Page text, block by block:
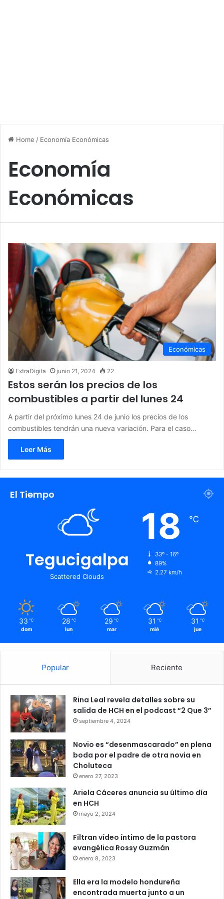
Home / Economía Económicas
Economía
Económicas
Económicas
ExtraDigita junio 21, 2024 22
Estos serán los precios de los
combustibles a partir del lunes 24
A partir del próximo lunes 24 de junio los precios de los
combustibles tendrán una nueva variación. Para el caso…
Leer Más
El Tiempo
Tegucigalpa
Scattered Clouds
18 ℃
33º - 16º
89%
2.27 km/h
33 ℃
dom
28 ℃
lun
29 ℃
mar
31 ℃
mié
31 ℃
jue
Popular Reciente
Rina Leal revela detalles sobre su
salida de HCH en el podcast “2 Que 3”
septiembre 4, 2024
Novio es “desenmascarado” en plena
boda por el padre de otra novia en
Choluteca
enero 27, 2023
Ariela Cáceres anuncia su último día
en HCH
mayo 2, 2024
Filtran vídeo íntimo de la pastora
evangélica Rossy Guzmán
enero 8, 2023
Ella era la modelo hondureña
encontrada muerta junto a un